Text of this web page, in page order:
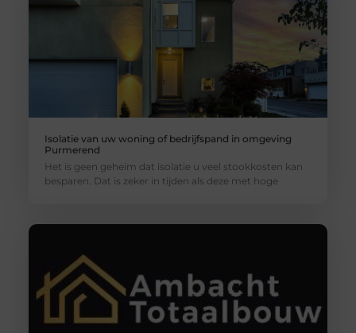
Isolatie van uw woning of bedrijfspand in omgeving
Purmerend
Het is geen geheim dat isolatie u veel stookkosten kan
besparen. Dat is zeker in tijden als deze met hoge